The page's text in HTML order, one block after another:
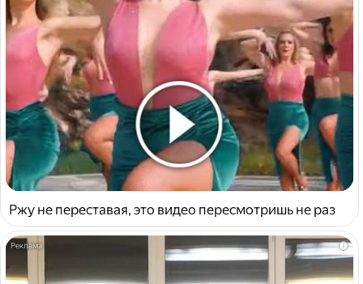
Ржу не переставая, это видео пересмотришь не раз
i